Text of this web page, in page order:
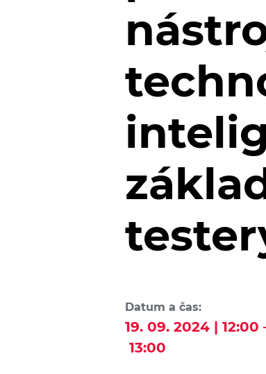
Datum a čas:
19. 09. 2024 | 12:00
13:00